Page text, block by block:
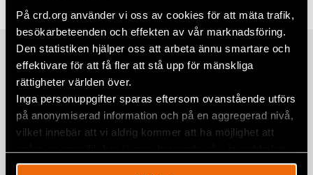
På crd.org använder vi oss av cookies för att mäta trafik,
besökarbeteenden och effekten av vår marknadsföring.
Den statistiken hjälper oss att arbeta ännu smartare och
effektivare för att få fler att stå upp för mänskliga
rättigheter världen över.
Inga personuppgifter sparas eftersom ovanstående utförs
på anonymiserad information och på en aggregerad nivå,
vilket innebär att vi aldrig kommer att ha möjlighet att
Twitter
Google+
Mail
Relaterade artiklar
Prideparad i Bosnien och Hercegovina
samlade hundratals för lika
rättigheter